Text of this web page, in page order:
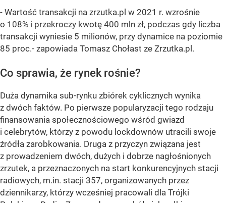
- Wartość transakcji na zrzutka.pl w 2021 r. wzrośnie
o 108% i przekroczy kwotę 400 mln zł, podczas gdy liczba
transakcji wyniesie 5 milionów, przy dynamice na poziomie
85 proc.- zapowiada Tomasz Chołast ze Zrzutka.pl.
Co sprawia, że rynek rośnie?
Duża dynamika sub-rynku zbiórek cyklicznych wynika
z dwóch faktów. Po pierwsze popularyzacji tego rodzaju
finansowania społecznościowego wśród gwiazd
i celebrytów, którzy z powodu lockdownów utracili swoje
źródła zarobkowania. Druga z przyczyn związana jest
z prowadzeniem dwóch, dużych i dobrze nagłośnionych
zrzutek, a przeznaczonych na start konkurencyjnych stacji
radiowych, m.in. stacji 357, organizowanych przez
dziennikarzy, którzy wcześniej pracowali dla Trójki